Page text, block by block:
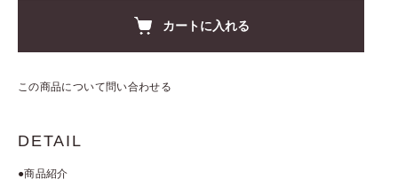
カートに入れる
この商品について問い合わせる
DETAIL
●商品紹介